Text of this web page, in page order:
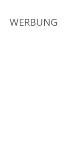
WERBUNG